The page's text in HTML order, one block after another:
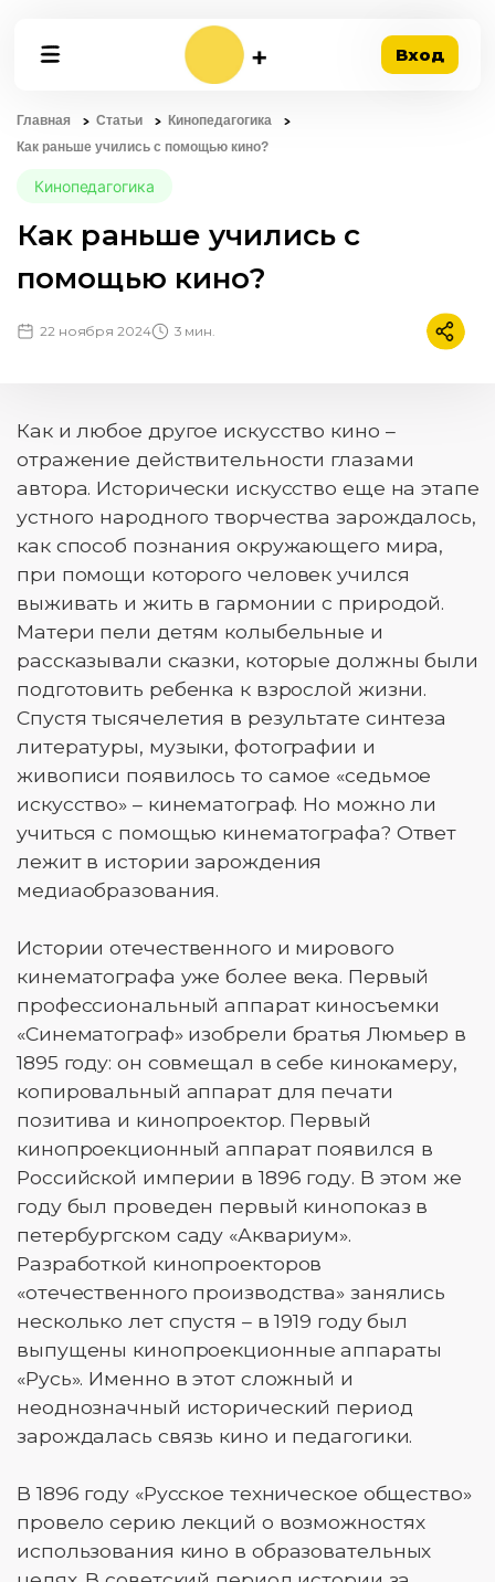
Вход
Главная Статьи
Кинопедагогика
Как раньше учились с помощью кино?
Кинопедагогика
Как раньше учились с
помощью кино?
22 ноября 2024 3 мин.
Как и любое другое искусство кино –
отражение действительности глазами
автора. Исторически искусство еще на этапе
устного народного творчества зарождалось,
как способ познания окружающего мира,
при помощи которого человек учился
выживать и жить в гармонии с природой.
Матери пели детям колыбельные и
рассказывали сказки, которые должны были
подготовить ребенка к взрослой жизни.
Спустя тысячелетия в результате синтеза
литературы, музыки, фотографии и
живописи появилось то самое «седьмое
искусство» – кинематограф. Но можно ли
учиться с помощью кинематографа? Ответ
лежит в истории зарождения
медиаобразования.
Истории отечественного и мирового
кинематографа уже более века. Первый
профессиональный аппарат киносъемки
«Синематограф» изобрели братья Люмьер в
1895 году: он совмещал в себе кинокамеру,
копировальный аппарат для печати
позитива и кинопроектор. Первый
кинопроекционный аппарат появился в
Российской империи в 1896 году. В этом же
году был проведен первый кинопоказ в
петербургском саду «Аквариум».
Разработкой кинопроекторов
«отечественного производства» занялись
несколько лет спустя – в 1919 году был
выпущены кинопроекционные аппараты
«Русь». Именно в этот сложный и
неоднозначный исторический период
зарождалась связь кино и педагогики.
В 1896 году «Русское техническое общество»
провело серию лекций о возможностях
использования кино в образовательных